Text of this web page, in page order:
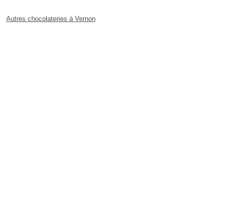
Autres chocolateries à Vernon